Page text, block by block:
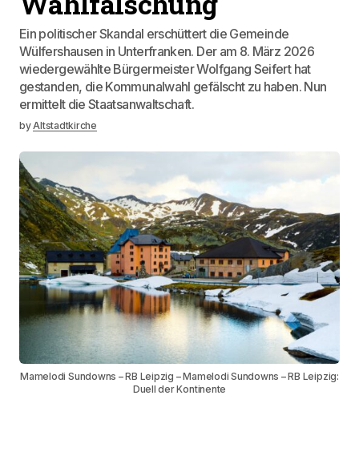
Ein politischer Skandal erschüttert die Gemeinde
Wülfershausen in Unterfranken. Der am 8. März 2026
wiedergewählte Bürgermeister Wolfgang Seifert hat
gestanden, die Kommunalwahl gefälscht zu haben. Nun
ermittelt die Staatsanwaltschaft.
byAltstadtkirche
Mamelodi Sundowns – RB Leipzig – Mamelodi Sundowns – RB Leipzig:
Duell der Kontinente